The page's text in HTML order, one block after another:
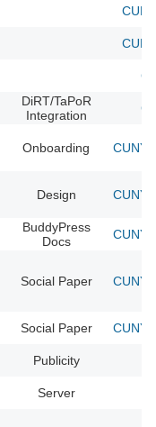
DiRT/TaPoR
Integration
Onboarding CUNY
Design CUNY
BuddyPress
Docs
CUNY
Social Paper CUNY
Social Paper CUNY
Publicity
Server